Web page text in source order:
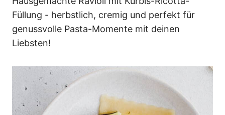
Füllung - herbstlich, cremig und perfekt für
genussvolle Pasta-Momente mit deinen
Liebsten!